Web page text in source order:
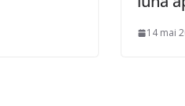
14 mai